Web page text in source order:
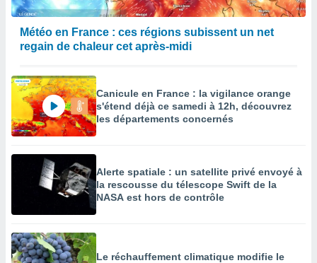
Météo en France : ces régions subissent un net
regain de chaleur cet après-midi
Canicule en France : la vigilance orange
s'étend déjà ce samedi à 12h, découvrez
les départements concernés
Alerte spatiale : un satellite privé envoyé à
la rescousse du télescope Swift de la
NASA est hors de contrôle
Le réchauffement climatique modifie le